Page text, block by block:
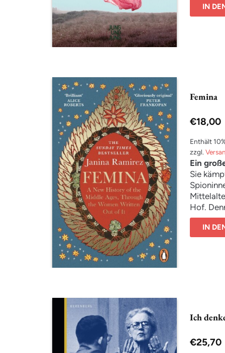
Wildnis
IN
Femina
€18,00
Enthält
zzgl.
Ein
Sie
Hof.
vom
die die
IN
Ich
€25,70